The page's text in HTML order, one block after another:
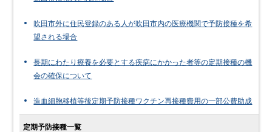
吹田市外に住民登録のある人が吹田市内の医療機関で予防接種を希
望される場合
長期にわたり療養を必要とする疾病にかかった者等の定期接種の機
会の確保について
造血細胞移植等後定期予防接種ワクチン再接種費用の一部公費助成
定期予防接種一覧